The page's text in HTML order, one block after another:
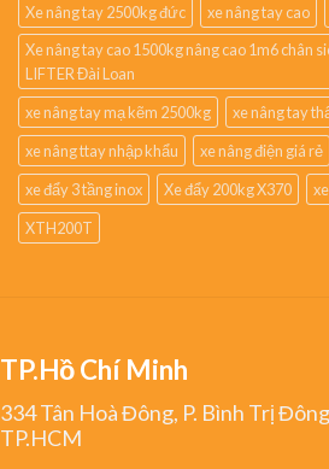
Xe nâng tay 2500kg đức
xe nâng tay cao
Xe nâng tay cao 1500kg nâng cao 1m6 chân
LIFTER Đài Loan
xe nâng tay mạ kẽm 2500kg
xe nâng tay
xe nâng ttay nhập khẩu
xe nâng điện giá rẻ
xe đẩy 3 tầng inox
Xe đẩy 200kg X370
XTH200T
TP.Hồ Chí Minh
334 Tân Hoà Đông, P. Bình Trị
TP.HCM